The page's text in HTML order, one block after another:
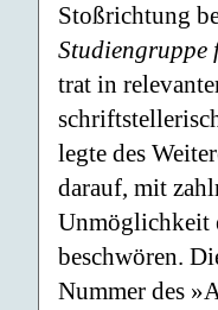
Stoßrichtung
Studiengruppe
trat in
legte des
darauf, mit
Unmöglichkeit
beschwören.
Nummer des